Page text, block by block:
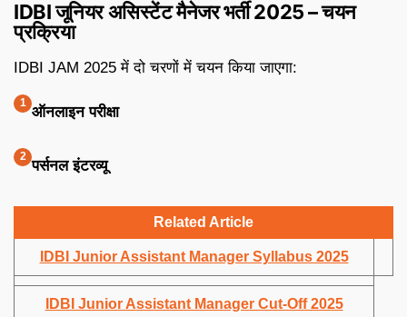
IDBI जूनियर असिस्टेंट मैनेजर भर्ती 2025 – चयन
प्रक्रिया
IDBI JAM 2025 में दो चरणों में चयन किया जाएगा:
ऑनलाइन परीक्षा
पर्सनल इंटरव्यू
Related Article
IDBI Junior Assistant Manager Syllabus 2025
IDBI Junior Assistant Manager Cut-Off 2025